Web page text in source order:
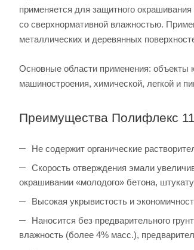
применяется для защитного
со сверхнормативной влажностью.
металлических и деревянных
Основные области применения: объекты
машиностроения, химической, легкой и
Преимущества Полифлекс
Не содержит органические
Скорость отверждения эмали
окрашивании «молодого» бетона,
Высокая укрывистость и
Наносится без предварительного
влажность (более 4% масс.),